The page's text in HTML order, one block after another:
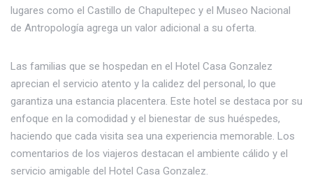
lugares como el Castillo de Chapultepec y el Museo Nacional
de Antropología agrega un valor adicional a su oferta.
Las familias que se hospedan en el Hotel Casa Gonzalez
aprecian el servicio atento y la calidez del personal, lo que
garantiza una estancia placentera. Este hotel se destaca por su
enfoque en la comodidad y el bienestar de sus huéspedes,
haciendo que cada visita sea una experiencia memorable. Los
comentarios de los viajeros destacan el ambiente cálido y el
servicio amigable del Hotel Casa Gonzalez.